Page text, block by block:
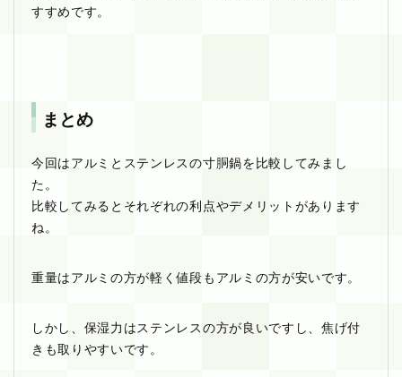
すすめです。
まとめ
今回はアルミとステンレスの寸胴鍋を比較してみまし
た。
比較してみるとそれぞれの利点やデメリットがあります
ね。
重量はアルミの方が軽く値段もアルミの方が安いです。
しかし、保湿力はステンレスの方が良いですし、焦げ付
きも取りやすいです。